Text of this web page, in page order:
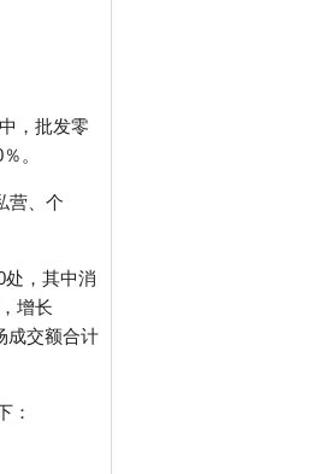
，批发零
。
营、个
，其中消
增长
成交额合计
：